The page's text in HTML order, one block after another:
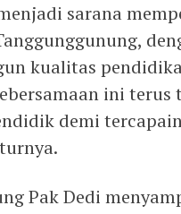
sarana
kualitas
ini
demi
Pak Dedi